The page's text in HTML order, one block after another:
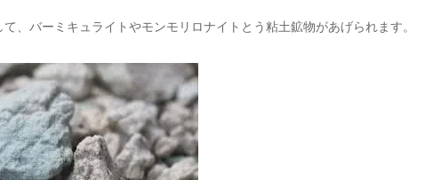
、バーミキュライトやモンモリロナイトとう粘土鉱物があげられます。